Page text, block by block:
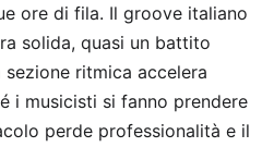
ore di fila. Il groove italiano
solida, quasi un battito
ritmica accelera
i musicisti si fanno prendere
perde professionalità e il